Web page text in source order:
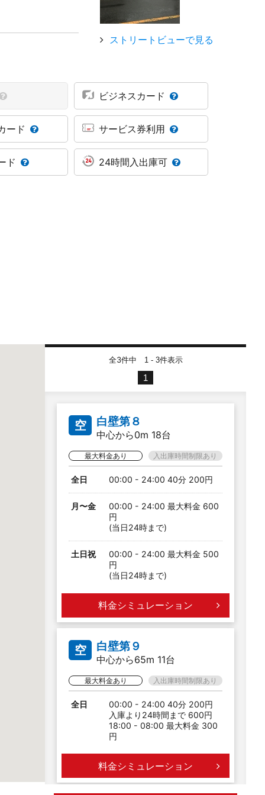
ストリートビューで見る
ビジネスカード
ード サービス券利用
ド 24時間入出庫可
全3件中 1 - 3件表示
1
空 白壁第８
中心から0m 18台
最大料金あり 入出庫時間制限あり
全日 00:00 - 24:00 40分 200円
月〜金
00:00 - 24:00 最大料金 600
円
(当日24時まで)
土日祝
00:00 - 24:00 最大料金 500
円
(当日24時まで)
料金シミュレーション
空 白壁第９
中心から65m 11台
最大料金あり 入出庫時間制限あり
全日
00:00 - 24:00 40分 200円
入庫より24時間まで 600円
18:00 - 08:00 最大料金 300
円
料金シミュレーション